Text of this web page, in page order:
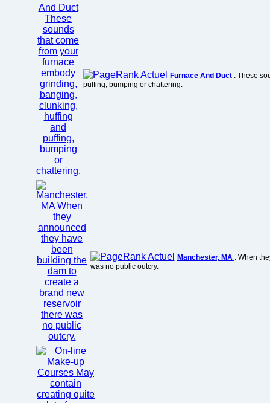
Furnace And Duct : These
puffing, bumping or chattering.
Manchester, MA : When
was no public outcry.